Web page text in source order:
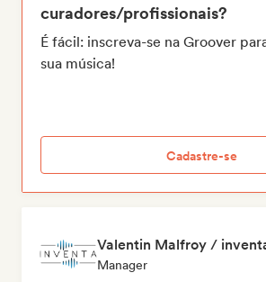
curadores/profissionais?
É fácil: inscreva-se na Groover
sua música!
Cadastre-se
Valentin Malfroy /
Manager